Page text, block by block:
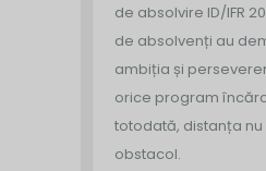
de absolvire ID/IFR
de absolvenți au
ambiția și
orice program
totodată, distanța nu
obstacol.